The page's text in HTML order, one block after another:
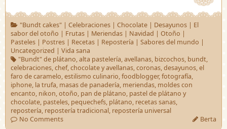
"Bundt cakes"| Celebraciones| Chocolate| Desayunos| El
sabor del otoño | Frutas | Meriendas | Navidad | Otoño |
Pasteles | Postres | Recetas | Repostería | Sabores del mundo |
Uncategorized | Vida sana
"Bundt" de plátano,alta pastelería,avellanas, bizcochos, bundt,
celebraciones,chef,chocolate y avellanas,coronas,desayunos,el
faro de caramelo,estilismo culinario,foodblogger,fotografía,
iphone, la trufa, masas de panadería, meriendas, moldes con
encanto, nikon,otoño, pan de plátano, pastel de plátano y
chocolate, pasteles, pequechefs, plátano, recetas sanas,
repostería, repostería tradicional, repostería universal
No Comments
Berta